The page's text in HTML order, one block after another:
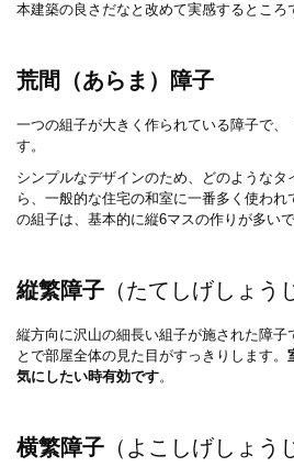
本建築の良さだなと改めて実感するところ
荒間（あらま）障子
一つの組子が大きく作られている障子で、
す。
シンプルなデザインのため、どのような
ら、一般的な住宅の和室に一番多く使わ
の組子は、基本的に縦6マスの作りが多いで
縦繁障子 （たてしげしょう
縦方向に沢山の細長い組子が施された障子
とで部屋全体の見た目がすっきりします。
気にしたい時有効です。
横繁障子 （よこしげしょう